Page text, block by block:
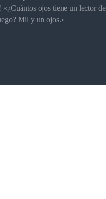
«¿Cuántos ojos tiene un lector de
Mil y un ojos.»